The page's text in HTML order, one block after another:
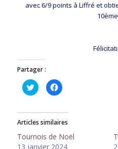
avec 6/9 points à Liffré et
Partager :
Cliquez
pour
partager
Twitter(ouvre
une
fenêtre)
Cliquez
pour
Facebook(ouvre
une
fenêtre)
Articles similaires
Tournois de Noël
13 janvier 2024